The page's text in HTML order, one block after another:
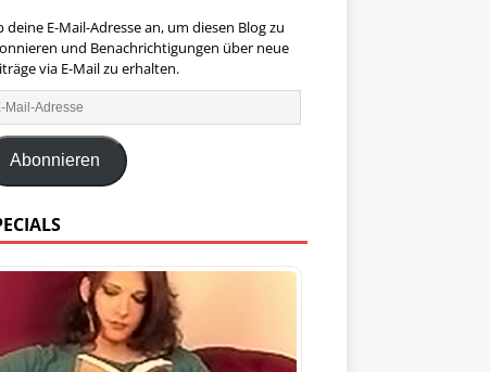
deine E-Mail-Adresse an, um diesen Blog zu
und Benachrichtigungen über neue
via E-Mail zu erhalten.
Abonnieren